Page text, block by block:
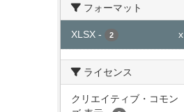
フォーマット
XLSX - 2 x
ライセンス
クリエイティブ・コモン